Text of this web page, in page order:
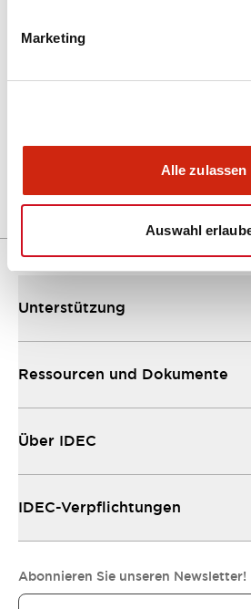
Marketing
Alle zulassen
Auswahl
04/09/2025.PDF1.23MB
Unterstützung
Ressourcen und Dokumente
Über IDEC
IDEC-Verpflichtungen
Abonnieren Sie unseren Newsletter!